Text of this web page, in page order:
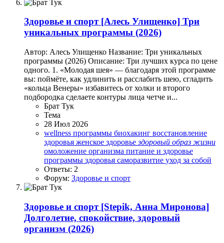
Здоровье и спорт [Алесь Улищенко] Три
уникальных программы (2026)
Автор: Алесь Улищенко Название: Три уникальных
программы (2026) Описание: Три лучших курса по цене
одного. 1. «Молодая шея» — благодаря этой программе
вы: поймёте, как удлинить и расслабить шею, сгладить
«кольца Венеры» избавитесь от холки и второго
подбородка сделаете контуры лица четче и...
Брат Тук
Тема
28 Июл 2026
wellness программы биохакинг восстановление
здоровья женское здоровьездоровый образ жизни
омоложение организма питание и здоровье
программы здоровья саморазвитие уход за собой
Ответы: 2
Форум: Здоровье и спорт
Здоровье и спорт [Stepik, Анна Миронова]
Долголетие, спокойствие, здоровый
организм (2026)